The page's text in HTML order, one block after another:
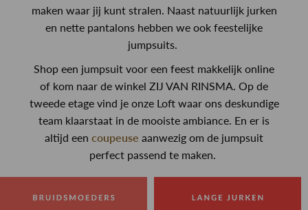
maken waar jij kunt stralen. Naast natuurlijk jurken
en nette pantalons hebben we ook feestelijke
jumpsuits.
Shop een jumpsuit voor een feest makkelijk online
of kom naar de winkel ZIJ VAN RINSMA. Op de
tweede etage vind je onze Loft waar ons deskundige
team klaarstaat in de mooiste ambiance. En er is
altijd een coupeuse aanwezig om de jumpsuit
perfect passend te maken.